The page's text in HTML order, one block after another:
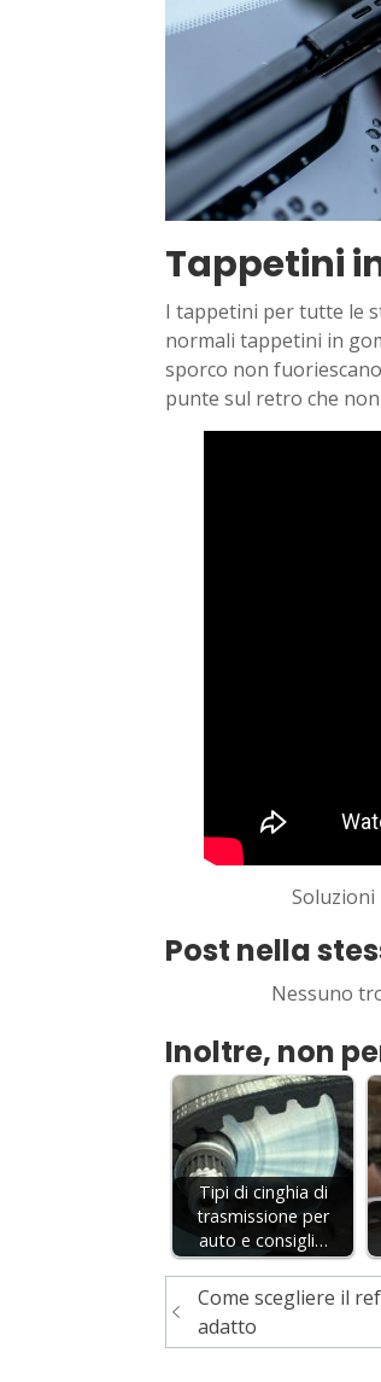
Tappetini
I tappetini per tutte le
normali tappetini in
sporco non
punte sul retro che
Post nella
Nessuno
Inoltre, non
Tipi di cinghia di
trasmissione per
auto e consigli…
articoli
Come scegliere il
adatto